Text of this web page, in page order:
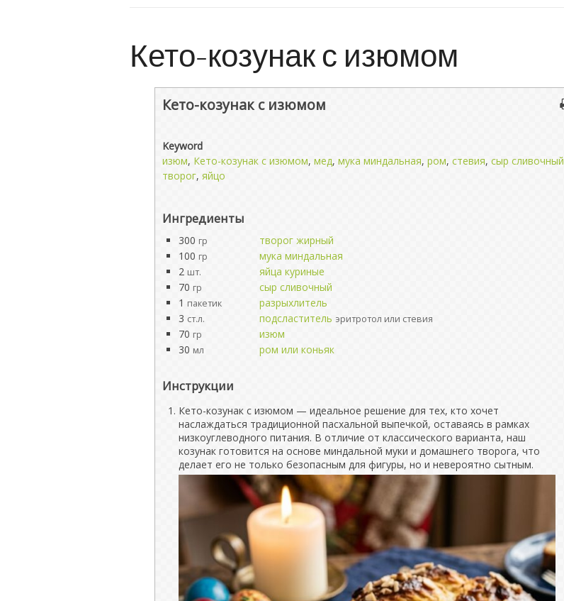
Кето-козунак с изюмом
Кето-козунак с изюмом
Keyword
изюм, Кето-козунак с изюмом, мед, мука миндальная, ром, стевия, сыр сливочный
творог, яйцо
Ингредиенты
300 гр
творог жирный
100 гр
мука миндальная
2 шт.
яйца куриные
70 гр
сыр сливочный
1 пакетик
разрыхлитель
3 ст.л. подсластитель эритротол или стевия
70 гр
изюм
30 мл ром или коньяк
Инструкции
Кето-козунак с изюмом — идеальное решение для тех, кто хочет
наслаждаться традиционной пасхальной выпечкой, оставаясь в рамках
низкоуглеводного питания. В отличие от классического варианта, наш
козунак готовится на основе миндальной муки и домашнего творога, что
делает его не только безопасным для фигуры, но и невероятно сытным.